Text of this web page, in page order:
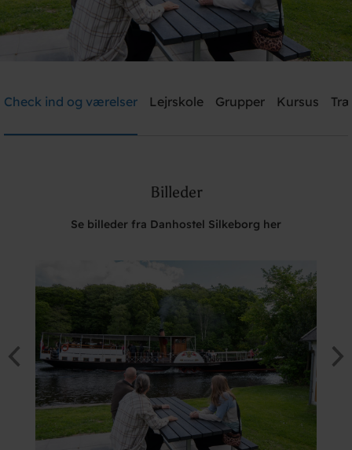
Brug for hjælp? Ring+45 8682 3642
Check ind og værelser Lejrskole Grupper Kursus
Billeder
Se billeder fra Danhostel Silkeborg her